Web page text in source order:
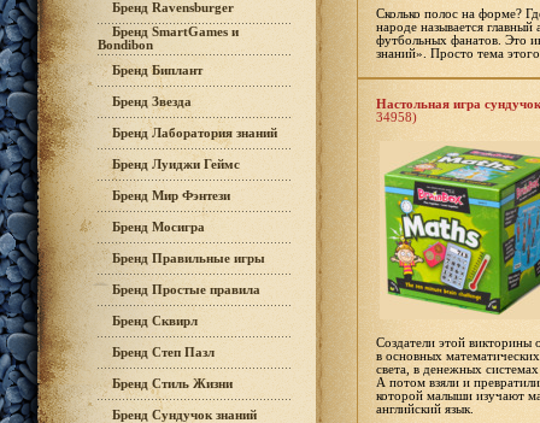
Бренд Ravensburger
Бренд SmartGames и
Bondibon
Бренд Биплант
Бренд Звезда
Бренд Лаборатория знаний
Бренд Луиджи Геймс
Бренд Мир Фэнтези
Бренд Мосигра
Бренд Правильные игры
Бренд Простые правила
Бренд Сквирл
Бренд Степ Пазл
Бренд Стиль Жизни
Бренд Сундучок знаний
Сколько полос на форме?
народе называется главный
футбольных фанатов. Это
знаний». Просто тема
Настольная игра
34958)
Создатели этой викторины
в основных
света, в денежных
А потом взяли и
которой малыши изучают
английский язык.